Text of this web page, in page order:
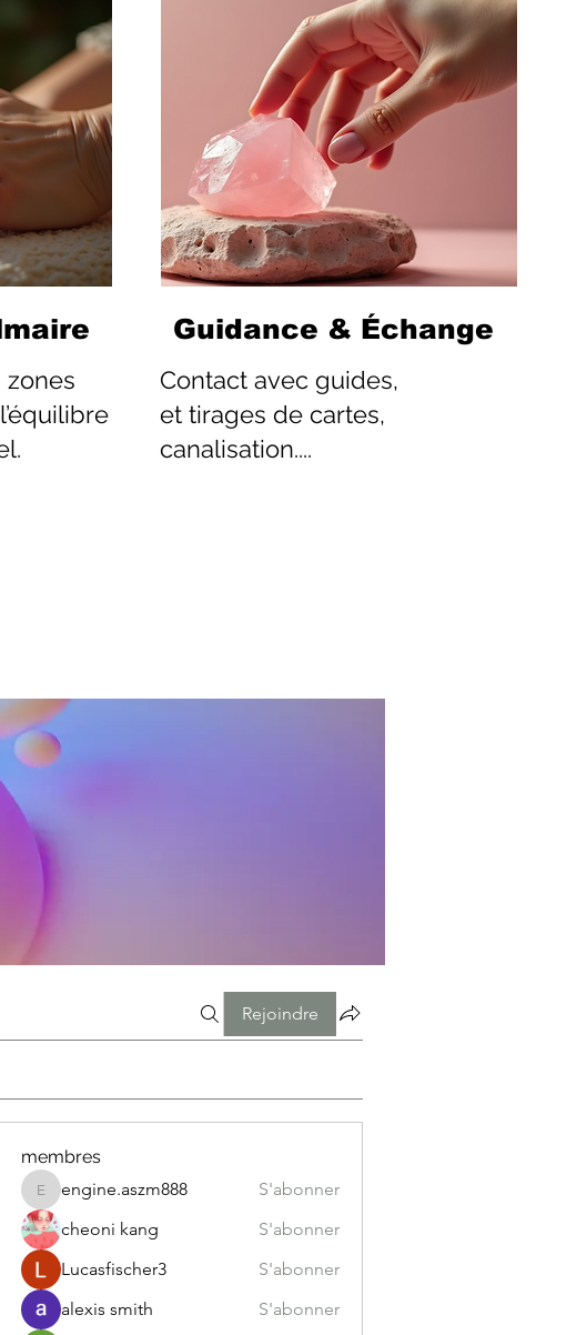
Contact avec guides,
et tirages de cartes,
canalisation....
Guidance & Échange
Rejoindre
membres
engine.aszm888
engine.aszm888
S'abonner
cheoni kang
S'abonner
Lucasfischer3
S'abonner
alexis smith
S'abonner